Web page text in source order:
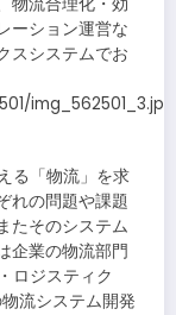
ーション運営な
スシステムでお
img_562501_3.jpg
る「物流」を求
れの問題や課題
たそのシステム
企業の物流部門
ロジスティク
流システム開発